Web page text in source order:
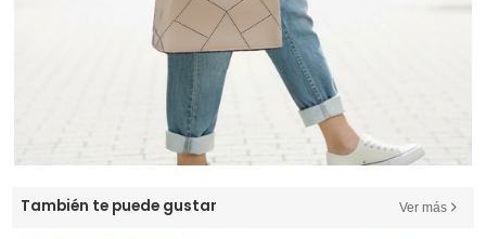
También te puede gustar Ver más